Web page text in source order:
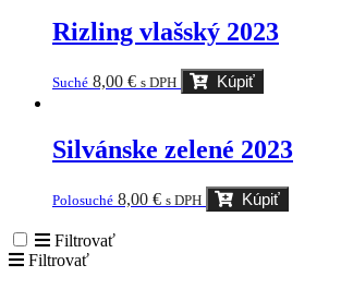
Rizling vlašský 2023
Suché 8,00 € s DPH Kúpiť
Silvánske zelené 2023
Polosuché 8,00 € s DPH Kúpiť
Filtrovať
Filtrovať